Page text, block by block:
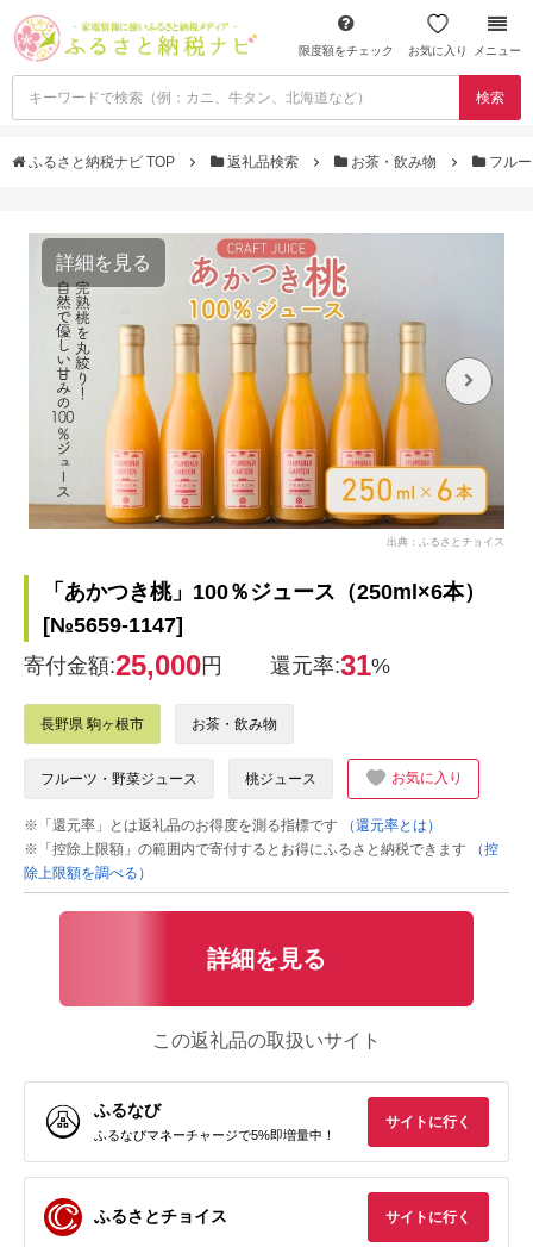
限度額をチェック お気に入り メニュー
検索
ふるさと納税ナビ TOP 返礼品検索 お茶・飲み物 フル
詳細を見る
出典：ふるさとチョイス
「あかつき桃」100％ジュース（250ml×6本）
[№5659-1147]
寄付金額:25,000円 還元率:31%
長野県 駒ヶ根市 お茶・飲み物
フルーツ・野菜ジュース 桃ジュース お気に入り
※「還元率」とは返礼品のお得度を測る指標です
（還元率とは）
※「控除上限額」の範囲内で寄付するとお得にふるさと納税できます
（控
除上限額を調べる）
詳細を見る
この返礼品の取扱いサイト
ふるなび
ふるなびマネーチャージで5%即増量中！
サイトに行く
ふるさとチョイス サイトに行く